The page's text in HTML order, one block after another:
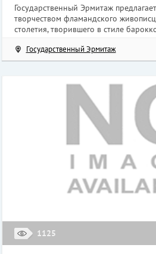
Государственный Эрмитаж
творчеством фламандского
столетия, творившего в стиле
Государственный Эрмитаж
1125